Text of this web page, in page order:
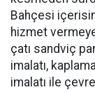
Bahçesi
hizmet
çatı sandviç
imalatı,
imalatı ile